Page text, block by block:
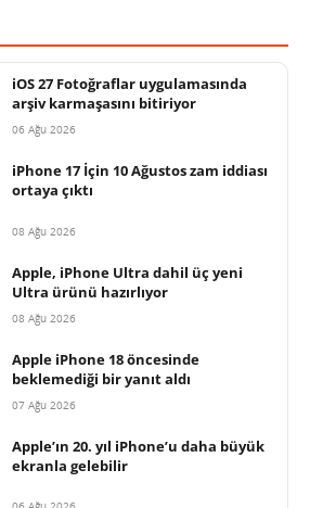
iOS 27 Fotoğraflar uygulamasında
arşiv karmaşasını bitiriyor
06 Ağu 2026
iPhone 17 İçin 10 Ağustos zam iddiası
ortaya çıktı
08 Ağu 2026
Apple, iPhone Ultra dahil üç yeni
Ultra ürünü hazırlıyor
08 Ağu 2026
Apple iPhone 18 öncesinde
beklemediği bir yanıt aldı
07 Ağu 2026
Apple’ın 20. yıl iPhone’u daha büyük
ekranla gelebilir